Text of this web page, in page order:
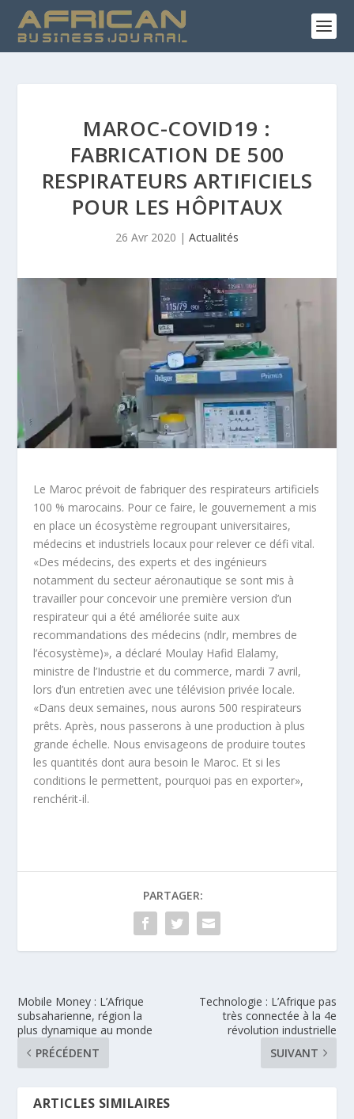
MAROC-COVID19 :
FABRICATION DE 500
RESPIRATEURS ARTIFICIELS
POUR LES HÔPITAUX
26 Avr 2020 | Actualités
Le Maroc prévoit de fabriquer des respirateurs artificiels
100 % marocains. Pour ce faire, le gouvernement a mis
en place un écosystème regroupant universitaires,
médecins et industriels locaux pour relever ce défi vital.
«Des médecins, des experts et des ingénieurs
notamment du secteur aéronautique se sont mis à
travailler pour concevoir une première version d’un
respirateur qui a été améliorée suite aux
recommandations des médecins (ndlr, membres de
l’écosystème)», a déclaré Moulay Hafid Elalamy,
ministre de l’Industrie et du commerce, mardi 7 avril,
lors d’un entretien avec une télévision privée locale.
«Dans deux semaines, nous aurons 500 respirateurs
prêts. Après, nous passerons à une production à plus
grande échelle. Nous envisageons de produire toutes
les quantités dont aura besoin le Maroc. Et si les
conditions le permettent, pourquoi pas en exporter»,
renchérit-il.
PARTAGER:
Mobile Money : L’Afrique
subsaharienne, région la
plus dynamique au monde
PRÉCÉDENT
Technologie : L’Afrique pas
très connectée à la 4e
révolution industrielle
SUIVANT
ARTICLES SIMILAIRES